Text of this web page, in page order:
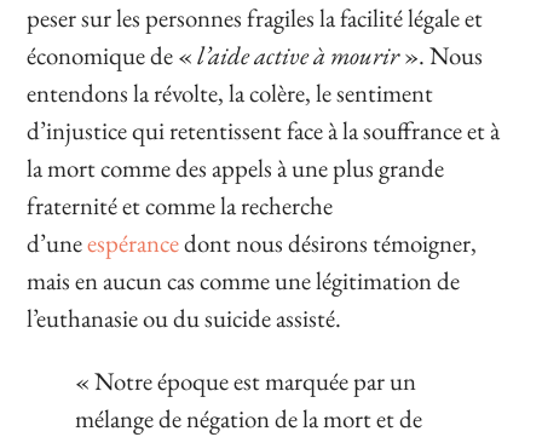
peser sur les personnes fragiles la facilité légale et
économique de «l’aide active à mourir». Nous
entendons la révolte, la colère, le sentiment
d’injustice qui retentissent face à la souffrance et à
la mort comme des appels à une plus grande
fraternité et comme la recherche
d’uneespérancedont nous désirons témoigner,
mais en aucun cas comme une légitimation de
l’euthanasie ou du suicide assisté.
« Notre époque est marquée par un
mélange de négation de la mort et de